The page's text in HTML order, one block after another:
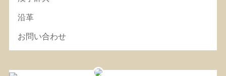
沿革
お問い合わせ